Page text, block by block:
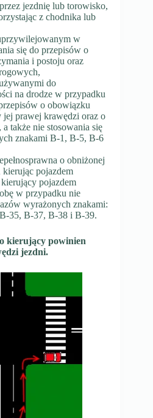
jezdnię lub torowisko,
z chodnika lub
w
się do przepisów o
i postoju oraz
do
na drodze w przypadku
o obowiązku
prawej krawędzi oraz o
także nie stosowania się
znakami B-1, B-5, B-6
o obniżonej
pojazdem
pojazdem
w przypadku nie
wyrażonych znakami:
35, B-37, B-38 i B-39.
kierujący powinien
jezdni.